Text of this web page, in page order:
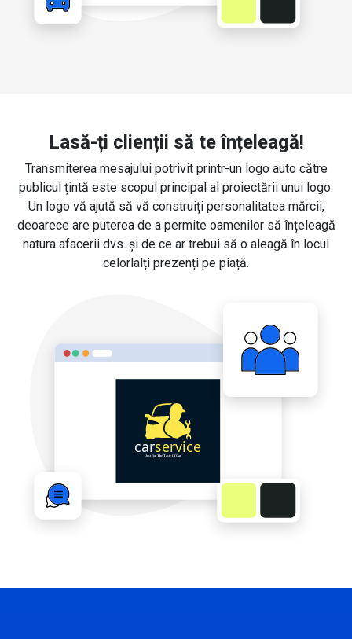
Lasă-ți clienții să te înțeleagă!
Transmiterea mesajului potrivit printr-un logo auto către
publicul țintă este scopul principal al proiectării unui logo.
Un logo vă ajută să vă construiți personalitatea mărcii,
deoarece are puterea de a permite oamenilor să înțeleagă
natura afacerii dvs. și de ce ar trebui să o aleagă în locul
celorlalți prezenți pe piață.